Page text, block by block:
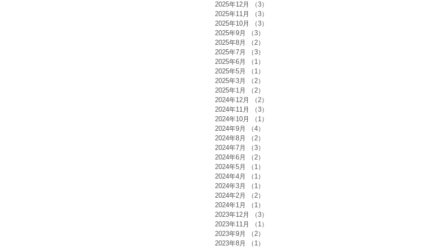
2025年12月
（3）
2025年11月
（3）
2025年10月
（3）
2025年9月
（3）
2025年8月
（2）
2025年7月
（3）
2025年6月
（1）
2025年5月
（1）
2025年3月
（2）
2025年1月
（2）
2024年12月
（2）
2024年11月
（3）
2024年10月
（1）
2024年9月
（4）
2024年8月
（2）
2024年7月
（3）
2024年6月
（2）
2024年5月
（1）
2024年4月
（1）
2024年3月
（1）
2024年2月
（2）
2024年1月
（1）
2023年12月
（3）
2023年11月
（1）
2023年9月
（2）
2023年8月
（1）